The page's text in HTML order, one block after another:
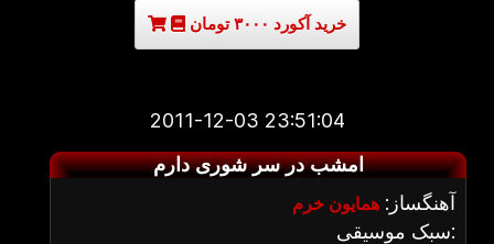
خرید آکورد ۳۰۰۰ تومان
2011-12-03 23:51:04
امشب در سر شوری دارم
آهنگساز: همایون خرم
سبک موسیقی: